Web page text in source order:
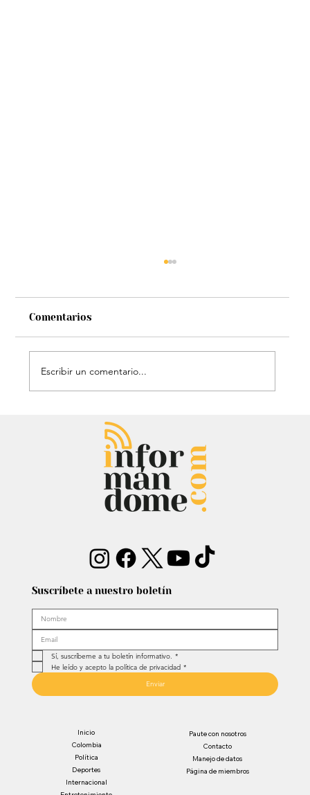
Estatua de John Lennon, que era de
Carlos Lehder, regresó al Quindío y
reabrió debate sobre memoria y
narcotráfico
Comentarios
Escribir un comentario...
Suscríbete a nuestro boletín
Sí, suscríbeme a tu boletín informativo. *
He leído y acepto la política de privacidad *
Enviar
Inicio
Colombia
Política
Deportes
Internacional
Paute con nosotros
Contacto
Manejo de datos
Página de miembros